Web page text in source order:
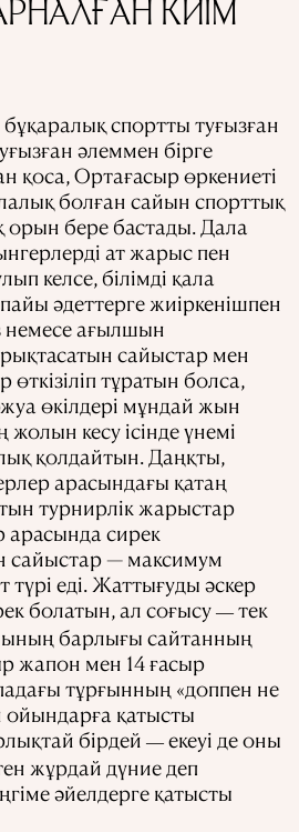
КИІМ
спортты туғызған
әлеммен бірге
қоса, Ортағасыр өркениеті
болған сайын спорттық
орын бере бастады. Дала
ат жарыс пен
келсе, білімді қала
әдеттерге жиіркенішпен
немесе ағылшын
сайыстар мен
тұратын болса,
өкілдері мұндай жын
кесу ісінде үнемі
қолдайтын. Даңқты,
арасындағы қатаң
турнирлік жарыстар
арасында сирек
сайыстар — максимум
түрі еді. Жаттығуды әскер
болатын, ал соғысу — тек
барлығы сайтанның
жапон мен 14 ғасыр
тұрғынның «доппен не
қатысты
бірдей — екеуі де оны
жұрдай дүние деп
әйелдерге қатысты